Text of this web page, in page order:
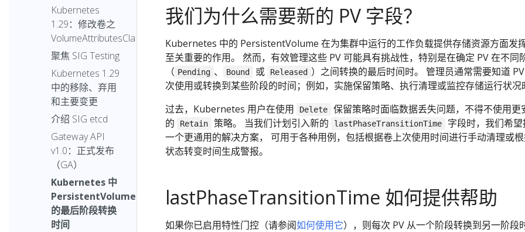
Kubernetes
1.29：修改卷之
VolumeAttributesClass
聚焦 SIG Testing
Kubernetes 1.29
中的移除、弃用
和主要变更
介绍 SIG etcd
Gateway API
v1.0：正式发布
（GA）
Kubernetes 中
PersistentVolume
的最后阶段转换
时间
我们为什么需要新的 PV 字段？
Kubernetes 中的 PersistentVolume 在为集群中运行的工作负载提供存储资源方面发
至关重要的作用。 然而，有效管理这些 PV 可能具有挑战性，特别是在确定 PV 在不同
（ Pending 、 Bound 或 Released ）之间转换的最后时间时。 管理员通常需要知道
次使用或转换到某些阶段的时间；例如，实施保留策略、执行清理或监控存储运行状况
过去，Kubernetes 用户在使用
Delete
保留策略时面临数据丢失问题，不得不使用更
的
Retain 策略。 当我们计划引入新的 lastPhaseTransitionTime
字段时，我们希
一个更通用的解决方案， 可用于各种用例，包括根据卷上次使用时间进行手动清理或
状态转变时间生成警报。
lastPhaseTransitionTime 如何提供帮助
如果你已启用特性门控（请参阅如何使用它），则每次 PV 从一个阶段转换到另一阶段